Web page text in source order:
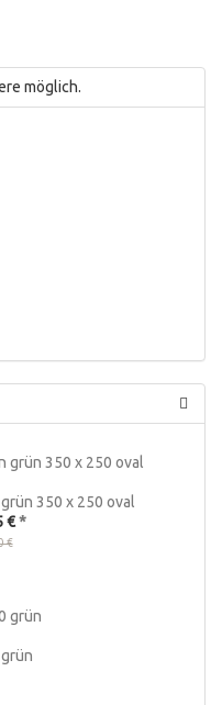
möglich.
350 x 250 oval
€ *
€